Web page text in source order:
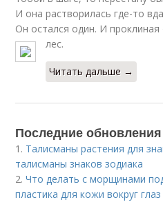
И она растворилась где-то
Он остался один. И
лес.
Читать дальше →
Последние
1. Талисманы растения для
талисманы знаков зодиака
2.Что делать с морщинами
пластика для кожи вокруг глаз